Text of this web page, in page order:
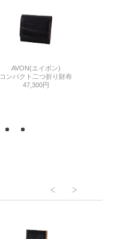
AVON(エイボン)
コンパクト二つ折り財布
47,300円